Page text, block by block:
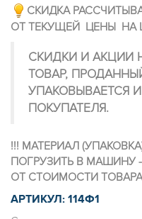
СКИДКА
ОТ ТЕКУЩЕЙ ЦЕНЫ НА
СКИДКИ И АКЦИИ
ТОВАР,
УПАКОВЫВАЕТСЯ
ПОКУПАТЕЛЯ.
!!! МАТЕРИАЛ
ПОГРУЗИТЬ В МАШИНУ
ОТ СТОИМОСТИ ТОВАРА
АРТИКУЛ: 114Ф1